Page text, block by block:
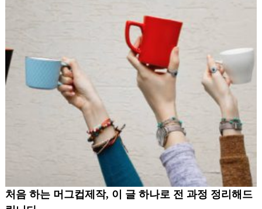
처음 하는 머그컵제작, 이 글 하나로 전 과정 정리해드